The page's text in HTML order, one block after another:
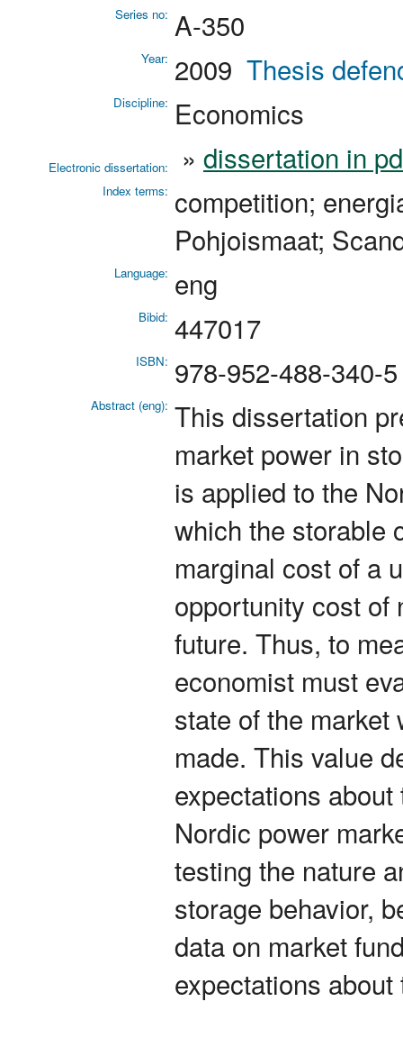
Series no: A-350
Year: 2009 Thesis
Discipline: Economics
Electronic dissertation: » dissertation in
Index terms: competition;
Pohjoismaat;
Language: eng
Bibid: 447017
ISBN: 978-952-488-340-5
Abstract (eng): This dissertation
market power in
is applied to the
which the storable
marginal cost of a
opportunity cost of
future. Thus, to
economist must
state of the
made. This value
expectations
Nordic power
testing the nature
storage behavior,
data on market
expectations